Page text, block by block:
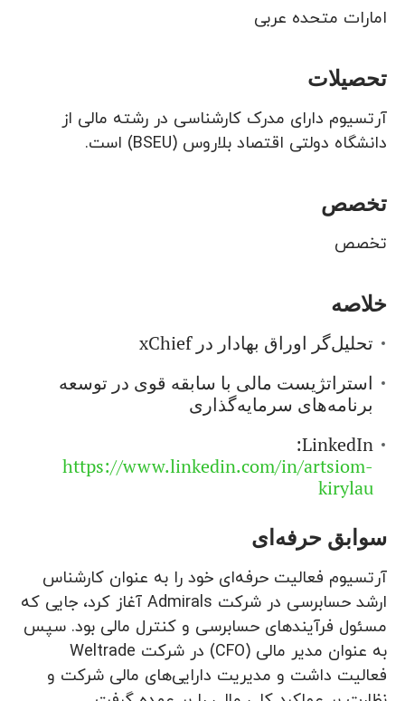
امارات متحده عربی
تحصیلات
آرتسیوم دارای مدرک کارشناسی در رشته مالی از
دانشگاه دولتی اقتصاد بلاروس (BSEU) است.
تخصص
تخصص
خلاصه
تحلیل‌گر اوراق بهادار در xChief
استراتژیست مالی با سابقه قوی در توسعه
برنامه‌های سرمایه‌گذاری
LinkedIn:
https://www.linkedin.com/in/artsiom-
kirylau
سوابق حرفه‌ای
آرتسیوم فعالیت حرفه‌ای خود را به عنوان کارشناس
ارشد حسابرسی در شرکت Admirals آغاز کرد، جایی که
مسئول فرآیندهای حسابرسی و کنترل مالی بود. سپس
به عنوان مدیر مالی (CFO) در شرکت Weltrade
فعالیت داشت و مدیریت دارایی‌های مالی شرکت و